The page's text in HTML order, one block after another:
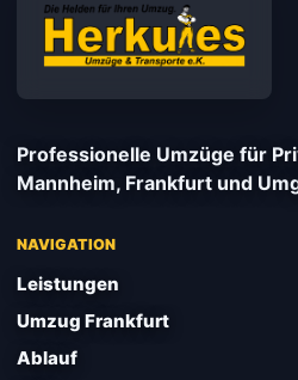
Professionelle Umzüge für
Mannheim, Frankfurt und
NAVIGATION
Leistungen
Umzug Frankfurt
Ablauf